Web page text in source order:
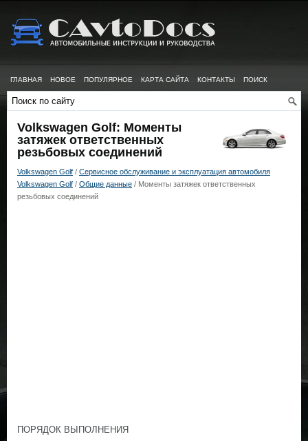
ГЛАВНАЯ НОВОЕ ПОПУЛЯРНОЕ КАРТА САЙТА КОНТАКТЫ ПОИСК
Volkswagen Golf: Моменты
затяжек ответственных
резьбовых соединений
Volkswagen Golf / Сервисное обслуживание и эксплуатация автомобиля
Volkswagen Golf / Общие данные / Моменты затяжек ответственных
резьбовых соединений
ПОРЯДОК ВЫПОЛНЕНИЯ